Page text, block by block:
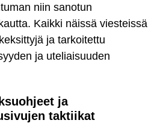
niin sanotun
Kaikki näissä viesteissä
ja tarkoitettu
ja uteliaisuuden
ja
taktiikat